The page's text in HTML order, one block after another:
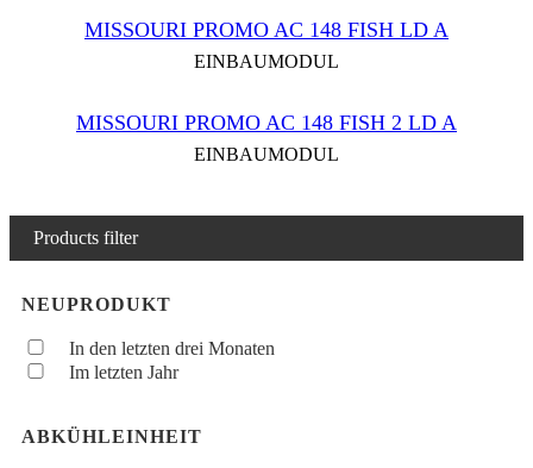
MISSOURI PROMO AC 148 FISH LD A
EINBAUMODUL
MISSOURI PROMO AC 148 FISH 2 LD A
EINBAUMODUL
Products filter
NEUPRODUKT
In den letzten drei Monaten
Im letzten Jahr
ABKÜHLEINHEIT